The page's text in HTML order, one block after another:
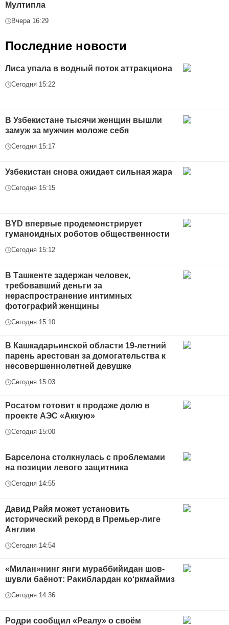
Мултипла
Вчера 16:29
Последние новости
Лиса упала в водный поток аттракциона
Сегодня 15:22
В Узбекистане тысячи женщин вышли
замуж за мужчин моложе себя
Сегодня 15:17
Узбекистан снова ожидает сильная жара
Сегодня 15:15
BYD впервые продемонстрирует
гуманоидных роботов общественности
Сегодня 15:12
В Ташкенте задержан человек,
требовавший деньги за
нераспространение интимных
фотографий женщины
Сегодня 15:10
В Кашкадарьинской области 19-летний
парень арестован за домогательства к
несовершеннолетней девушке
Сегодня 15:03
Росатом готовит к продаже долю в
проекте АЭС «Аккую»
Сегодня 15:00
Барселона столкнулась с проблемами
на позиции левого защитника
Сегодня 14:55
Давид Райя может установить
исторический рекорд в Премьер-лиге
Англии
Сегодня 14:54
«Милан»нинг янги мураббийидан шов-
шувли баёнот: Ракиблардан ко‘ркмаймиз
Сегодня 14:36
Родри сообщил «Реалу» о своём